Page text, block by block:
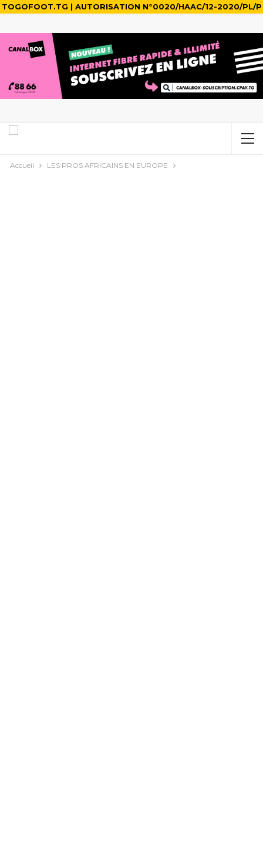
TOGOFOOT.TG | AUTORISATION N°0020/HAAC/12-2020/PL/P
Accueil LES PROS AFRICAINS EN EUROPE